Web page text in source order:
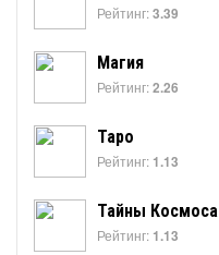
Рейтинг:3.39
Магия
Рейтинг:2.26
Таро
Рейтинг: 1.13
Тайны Космоса
Рейтинг: 1.13